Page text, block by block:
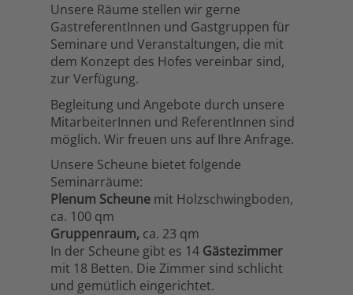
Unsere Räume stellen wir gerne
GastreferentInnen und Gastgruppen für
Seminare und Veranstaltungen, die mit
dem Konzept des Hofes vereinbar sind,
zur Verfügung.
Begleitung und Angebote durch unsere
MitarbeiterInnen und ReferentInnen sind
möglich. Wir freuen uns auf Ihre Anfrage.
Unsere Scheune bietet folgende
Seminarräume:
Plenum Scheune mit Holzschwingboden,
ca. 100 qm
Gruppenraum, ca. 23 qm
In der Scheune gibt es 14 Gästezimmer
mit 18 Betten. Die Zimmer sind schlicht
und gemütlich eingerichtet.